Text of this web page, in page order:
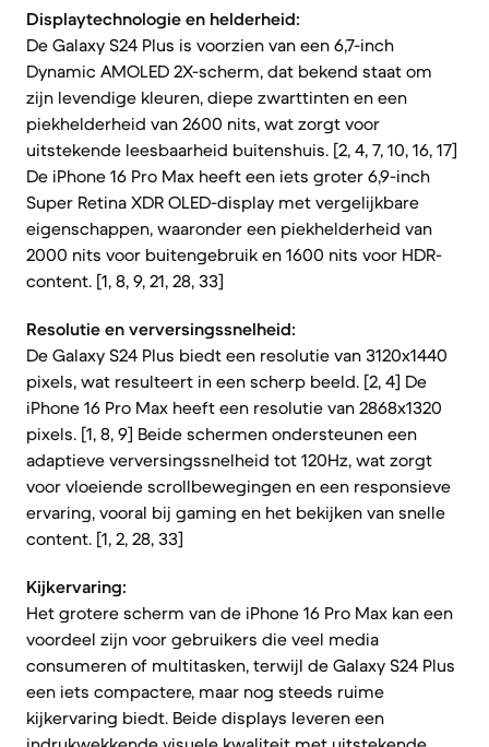
Displaytechnologie en helderheid:
De Galaxy S24 Plus is voorzien van een 6,7-inch
Dynamic AMOLED 2X-scherm, dat bekend staat om
zijn levendige kleuren, diepe zwarttinten en een
piekhelderheid van 2600 nits, wat zorgt voor
uitstekende leesbaarheid buitenshuis. [2, 4, 7, 10, 16, 17]
De iPhone 16 Pro Max heeft een iets groter 6,9-inch
Super Retina XDR OLED-display met vergelijkbare
eigenschappen, waaronder een piekhelderheid van
2000 nits voor buitengebruik en 1600 nits voor HDR-
content. [1, 8, 9, 21, 28, 33]
Resolutie en verversingssnelheid:
De Galaxy S24 Plus biedt een resolutie van 3120x1440
pixels, wat resulteert in een scherp beeld. [2, 4] De
iPhone 16 Pro Max heeft een resolutie van 2868x1320
pixels. [1, 8, 9] Beide schermen ondersteunen een
adaptieve verversingssnelheid tot 120Hz, wat zorgt
voor vloeiende scrollbewegingen en een responsieve
ervaring, vooral bij gaming en het bekijken van snelle
content. [1, 2, 28, 33]
Kijkervaring:
Het grotere scherm van de iPhone 16 Pro Max kan een
voordeel zijn voor gebruikers die veel media
consumeren of multitasken, terwijl de Galaxy S24 Plus
een iets compactere, maar nog steeds ruime
kijkervaring biedt. Beide displays leveren een